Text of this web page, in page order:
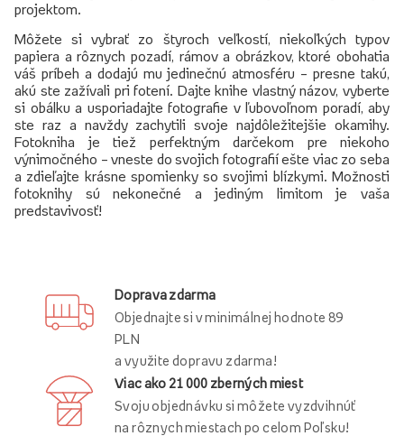
projektom.
Môžete si vybrať zo štyroch veľkostí, niekoľkých typov
papiera a rôznych pozadí, rámov a obrázkov, ktoré obohatia
váš príbeh a dodajú mu jedinečnú atmosféru – presne takú,
akú ste zažívali pri fotení. Dajte knihe vlastný názov, vyberte
si obálku a usporiadajte fotografie v ľubovoľnom poradí, aby
ste raz a navždy zachytili svoje najdôležitejšie okamihy.
Fotokniha je tiež perfektným darčekom pre niekoho
výnimočného – vneste do svojich fotografií ešte viac zo seba
a zdieľajte krásne spomienky so svojimi blízkymi. Možnosti
fotoknihy sú nekonečné a jediným limitom je vaša
predstavivosť!
Doprava zdarma
Objednajte si v minimálnej hodnote 89
PLN
a využite dopravu zdarma!
Viac ako 21 000 zberných miest
Svoju objednávku si môžete vyzdvihnúť
na rôznych miestach po celom Poľsku!